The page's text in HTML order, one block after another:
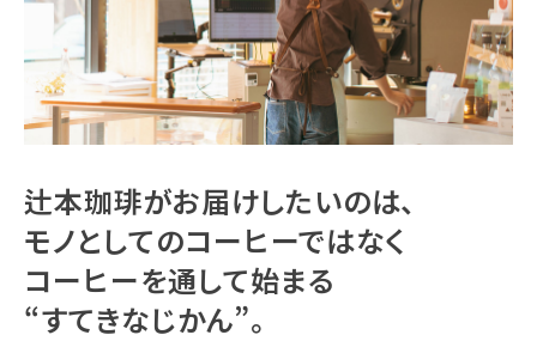
辻本珈琲がお届けしたいのは、
モノとしてのコーヒーではなく
コーヒーを通して始まる
“すてきなじかん”。